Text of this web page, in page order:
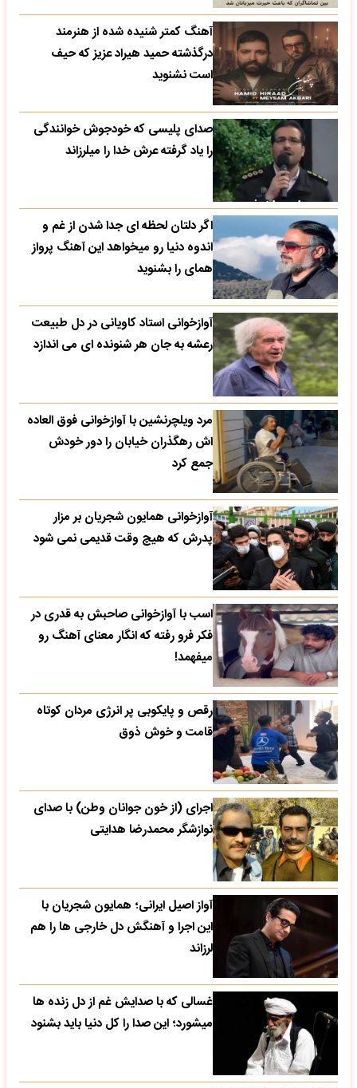
آهنگ کمتر شنیده شده از هنرمند
درگذشته حمید هیراد عزیز که حیف
است نشنوید
صدای پلیسی که خودجوش خوانندگی
را یاد گرفته عرش خدا را میلرزاند
اگر دلتان لحظه ای جدا شدن از غم و
اندوه دنیا رو میخواهد این آهنگ پرواز
همای را بشنوید
آوازخوانی استاد کاویانی در دل طبیعت
رعشه به جان هر شنونده ای می اندازد
مرد ویلچرنشین با آوازخوانی فوق العاده
اش رهگذران خیابان را دور خودش
جمع کرد
آوازخوانی همایون شجریان بر مزار
پدرش که هیچ وقت قدیمی نمی شود
اسب با آوازخوانی صاحبش به قدری در
فکر فرو رفته که انگار معنای آهنگ رو
میفهمد!
رقص و پایکوبی پر انرژی مردان کوتاه
قامت و خوش ذوق
اجرای (از خون جوانان وطن) با صدای
نوازشگر محمدرضا هدایتی
آواز اصیل ایرانی؛ همایون شجریان با
این اجرا و آهنگش دل خارجی ها را هم
لرزاند
غسالی که با صدایش غم از دل زنده ها
میشورد؛ این صدا را کل دنیا باید بشنود